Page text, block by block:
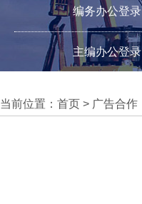
编务办公登录
主编办公登录
当前位置： 首页 > 广告合作